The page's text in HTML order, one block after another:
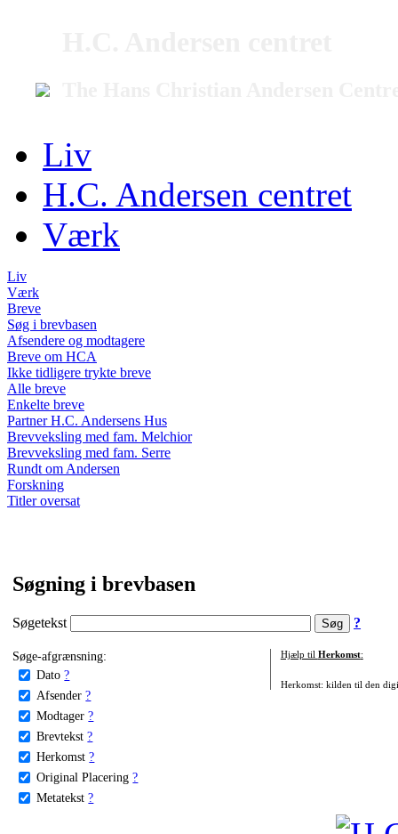
Liv
H.C. Andersen centret
Værk
Liv
Værk
Breve
Søg i brevbasen
Afsendere og modtagere
Breve om HCA
Ikke tidligere trykte breve
Alle breve
Enkelte breve
Partner H.C. Andersens Hus
Brevveksling med fam. Melchior
Brevveksling med fam. Serre
Rundt om Andersen
Forskning
Titler oversat
Søgning i brevbasen
Søgetekst ?
Søge-afgrænsning:
Dato ?
Afsender ?
Modtager ?
Brevtekst ?
Herkomst ?
Original Placering ?
Metatekst ?
Hjælp til Herkomst:
Herkomst: kilden til den